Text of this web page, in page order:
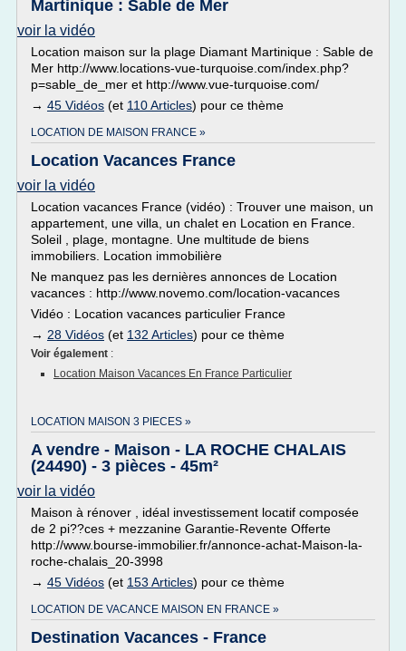
Martinique : Sable de Mer
voir la vidéo
Location maison sur la plage Diamant Martinique : Sable de
Mer http://www.locations-vue-turquoise.com/index.php?
p=sable_de_mer et http://www.vue-turquoise.com/
→ 45 Vidéos (et 110 Articles) pour ce thème
LOCATION DE MAISON FRANCE »
Location Vacances France
voir la vidéo
Location vacances France (vidéo) : Trouver une maison, un
appartement, une villa, un chalet en Location en France.
Soleil , plage, montagne. Une multitude de biens
immobiliers. Location immobilière
Ne manquez pas les dernières annonces de Location
vacances : http://www.novemo.com/location-vacances
Vidéo : Location vacances particulier France
→ 28 Vidéos (et 132 Articles) pour ce thème
Voir également :
Location Maison Vacances En France Particulier
LOCATION MAISON 3 PIECES »
A vendre - Maison - LA ROCHE CHALAIS
(24490) - 3 pièces - 45m²
voir la vidéo
Maison à rénover , idéal investissement locatif composée
de 2 pi??ces + mezzanine Garantie-Revente Offerte
http://www.bourse-immobilier.fr/annonce-achat-Maison-la-
roche-chalais_20-3998
→ 45 Vidéos (et 153 Articles) pour ce thème
LOCATION DE VACANCE MAISON EN FRANCE »
Destination Vacances - France